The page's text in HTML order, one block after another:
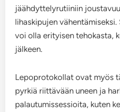
jäähdyttelyrutiiniin
lihaskipujen
voi olla erityisen tehokasta,
jälkeen.
Lepoprotokollat ovat myös
pyrkiä riittävään uneen ja
palautumissessioita, kuten